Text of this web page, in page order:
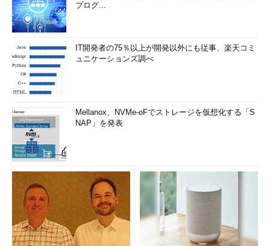
プログ...
IT開発者の75％以上が開発以外にも従事、楽天コミ
ュニケーションズ調べ
Mellanox、NVMe-oFでストレージを仮想化する「S
NAP」を発表